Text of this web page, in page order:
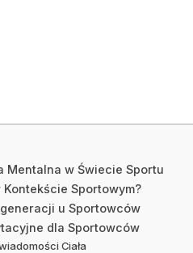
Mentalna w Świecie Sportu
Sportowym?
u Sportowców
dla Sportowców
Ciała